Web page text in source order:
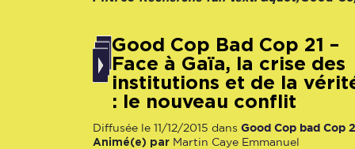
Good Cop Bad Cop 21 –
Face à Gaïa, la crise des
institutions et de la
: le nouveau conflit
Diffusée le 11/12/2015 dans Good Cop bad Cop
Animé(e) par Martin Caye Emmanuel